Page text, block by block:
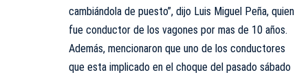
cambiándola de puesto”, dijo Luis Miguel Peña, quien
fue conductor de los vagones por mas de 10 años.
Además, mencionaron que uno de los conductores
que esta implicado en el choque del pasado sábado